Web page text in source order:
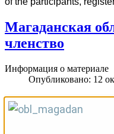
Магаданская
членство
Информация о материале
Опубликовано: 12